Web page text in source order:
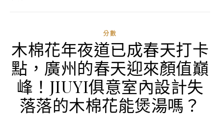
分數
木棉花年夜道已成春天打卡
點，廣州的春天迎來顏值巔
峰！JIUYI俱意室內設計失
落落的木棉花能煲湯嗎？